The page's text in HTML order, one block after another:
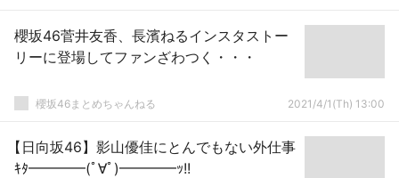
櫻坂46菅井友香、長濱ねるインスタストー
リーに登場してファンざわつく・・・
櫻坂46まとめちゃんねる 2021/4/1(Th) 13:00
【日向坂46】影山優佳にとんでもない外仕事
ｷﾀ━━━━(ﾟ∀ﾟ)━━━━ｯ!!